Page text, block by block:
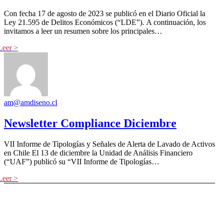
Con fecha 17 de agosto de 2023 se publicó en el Diario Oficial la
Ley 21.595 de Delitos Económicos (“LDE”). A continuación, los
invitamos a leer un resumen sobre los principales…
am@amdiseno.cl
Newsletter Compliance Diciembre
VII Informe de Tipologías y Señales de Alerta de Lavado de Activos
en Chile El 13 de diciembre la Unidad de Análisis Financiero
(“UAF”) publicó su “VII Informe de Tipologías…